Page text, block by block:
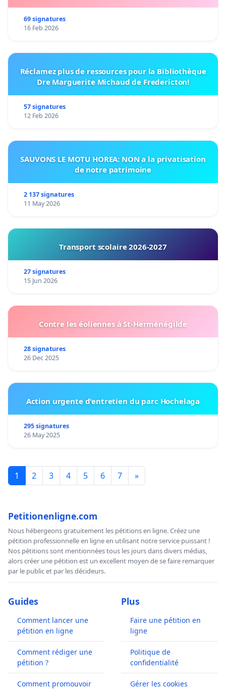
69 signatures
16 Feb 2026
Réclamez plus de ressources pour la Bibliothèque
Dre Marguerite Michaud de Fredericton!
57 signatures
12 Feb 2026
SAUVONS LE MOTU HOREA: NON a la privatisation
de notre patrimoine
2 137 signatures
11 May 2026
Transport scolaire 2026-2027
27 signatures
15 Jun 2026
Contre les éoliennes à St-Herménégilde
28 signatures
26 Dec 2025
Action urgente d'entretien du parc Hochelaga
295 signatures
26 May 2025
1 2 3 4 5 6 7 »
Petitionenligne.com
Nous hébergeons gratuitement les pétitions en ligne. Créez une
pétition professionnelle en ligne en utilisant notre service puissant !
Nos pétitions sont mentionnées tous les jours dans divers médias,
alors créer une pétition est un excellent moyen de se faire remarquer
par le public et par les décideurs.
Guides
Comment lancer une
pétition en ligne
Comment rédiger une
pétition ?
Comment promouvoir
Plus
Faire une pétition en
ligne
Politique de
confidentialité
Gérer les cookies